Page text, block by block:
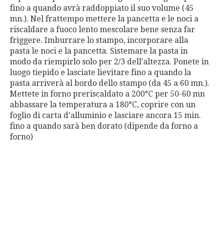
fino a quando avrà raddoppiato il suo volume (45
mn.). Nel frattempo mettere la pancetta e le noci a
riscaldare a fuoco lento mescolare bene senza far
friggere. Imburrare lo stampo, incorporare alla
pasta le noci e la pancetta. Sistemare la pasta in
modo da riempirlo solo per 2/3 dell’altezza. Ponete in
luogo tiepido e lasciate lievitare fino a quando la
pasta arriverà al bordo dello stampo (da 45 a 60 mn.).
Mettete in forno preriscaldato a 200°C per 50-60 mn
abbassare la temperatura a 180°C, coprire con un
foglio di carta d’alluminio e lasciare ancora 15 min.
fino a quando sarà ben dorato (dipende da forno a
forno)